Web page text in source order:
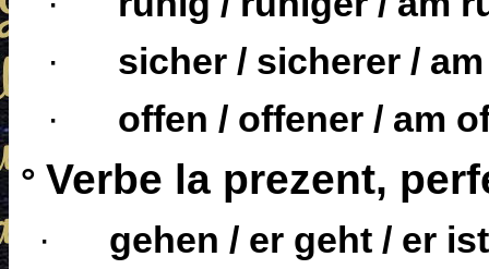
·
sicher / sicherer /
·
offen / offener / am
° Verbe la prezent,
·
gehen / er geht / er